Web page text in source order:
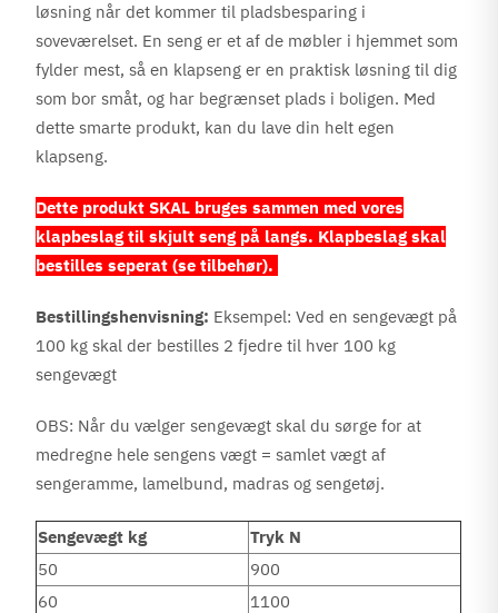
løsning når det kommer til pladsbesparing i
soveværelset. En seng er et af de møbler i hjemmet som
fylder mest, så en klapseng er en praktisk løsning til dig
som bor småt, og har begrænset plads i boligen. Med
dette smarte produkt, kan du lave din helt egen
klapseng.
Dette produkt SKAL bruges sammen med vores
klapbeslag til skjult seng på langs. Klapbeslag skal
bestilles seperat (se tilbehør).
Bestillingshenvisning: Eksempel: Ved en sengevægt på
100 kg skal der bestilles 2 fjedre til hver 100 kg
sengevægt
OBS: Når du vælger sengevægt skal du sørge for at
medregne hele sengens vægt = samlet vægt af
sengeramme, lamelbund, madras og sengetøj.
Sengevægt kg
Tryk N
50
900
60
1100